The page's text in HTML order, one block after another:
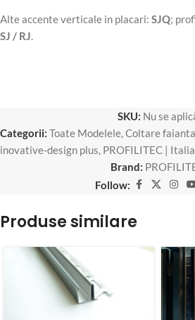
Alte accente verticale in placari: SJQ;
SJ / RJ.
SKU: Nu se
Categorii: Toate Modelele,Coltare
inovative-design plus, PROFILITEC | Italia
Brand:
Follow:
Produse similare